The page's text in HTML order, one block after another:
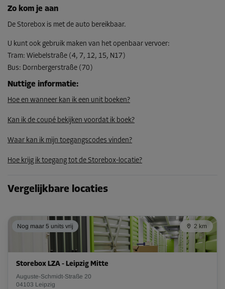
Zo kom je aan
De Storebox is met de auto bereikbaar.
U kunt ook gebruik maken van het openbaar vervoer:
Tram: Wiebelstraße (4, 7, 12, 15, N17)
Bus: Dornbergerstraße (70)
Nuttige informatie:
Hoe en wanneer kan ik een unit boeken?
Kan ik de coupé bekijken voordat ik boek?
Waar kan ik mijn toegangscodes vinden?
Hoe krijg ik toegang tot de Storebox-locatie?
Vergelijkbare locaties
Nog maar 5 units vrij 2 km
Storebox LZA - Leipzig Mitte
Auguste-Schmidt-Straße 20
04103 Leipzig